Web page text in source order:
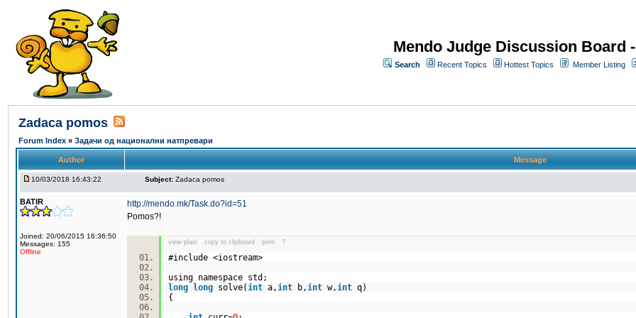
Mendo Judge Discussion Board
Search Recent Topics Hottest Topics Member Listing
Zadaca pomos
Forum Index » Задачи од национални натпревари
Author Message
10/03/2018 16:43:22 Subject: Zadaca pomos
BATIR
Joined: 20/06/2015 16:36:50
Messages: 155
Offline
http://mendo.mk/Task.do?id=51
Pomos?!
view plain copy to clipboard print ?
#include <iostream>
using namespace std;
long
long solve(int a,int b,int w,int q)
{